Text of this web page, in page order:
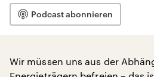
Podcast abonnieren
Wir müssen uns aus der